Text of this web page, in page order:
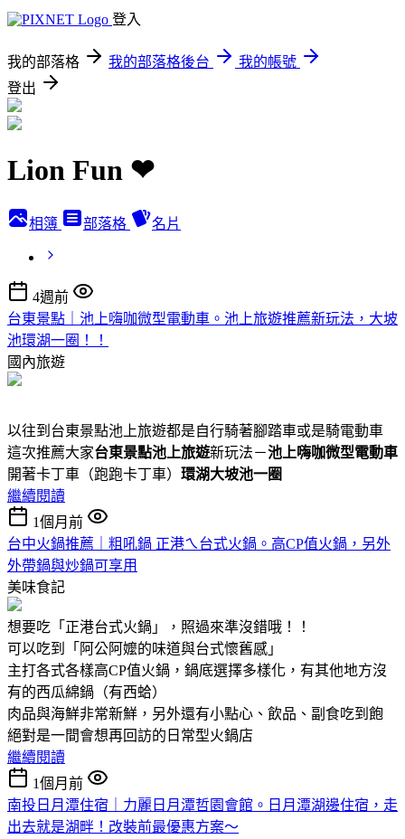
登入
我的部落格 我的部落格後台
我的帳號
登出
Lion Fun ❤
相簿 部落格 名片
4週前
台東景點｜池上嗨咖微型電動車。池上旅遊推薦新玩法，大坡
池環湖一圈！！
國內旅遊
以往到台東景點池上旅遊都是自行騎著腳踏車或是騎電動車
這次推薦大家台東景點池上旅遊新玩法－池上嗨咖微型電動車
開著卡丁車（跑跑卡丁車） 環湖大坡池一圈
繼續閱讀
1個月前
台中火鍋推薦｜粗吼鍋 正港ㄟ台式火鍋。高CP值火鍋，另外
外帶鍋與炒鍋可享用
美味食記
想要吃「正港台式火鍋」，照過來準沒錯哦！！
可以吃到「阿公阿嬤的味道與台式懷舊感」
主打各式各樣高CP值火鍋，鍋底選擇多樣化，有其他地方沒
有的西瓜綿鍋（有西蛤）
肉品與海鮮非常新鮮，另外還有小點心、飲品、副食吃到飽
絕對是一間會想再回訪的日常型火鍋店
繼續閱讀
1個月前
南投日月潭住宿｜力麗日月潭哲園會館。日月潭湖邊住宿，走
出去就是湖畔！改裝前最優惠方案～